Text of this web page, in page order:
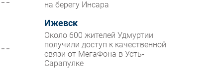
на берегу Инсара
Ижевск
Около 600 жителей Удмуртии
получили доступ к качественной
связи от МегаФона в Усть-
Сарапулке